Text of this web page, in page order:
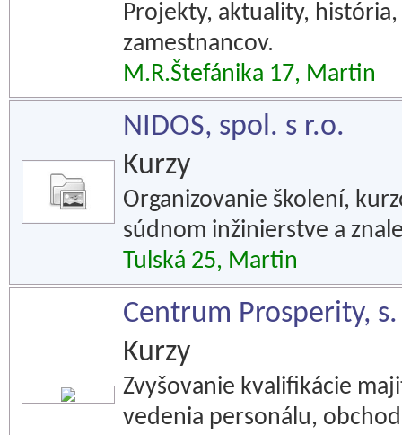
Projekty, aktuality,
zamestnancov.
M.R.Štefánika 17, Martin
NIDOS, spol. s r.o.
Kurzy
Organizovanie školení,
súdnom inžinierstve a
Tulská 25, Martin
Centrum Prosperity,
Kurzy
Zvyšovanie kvalifikácie
vedenia personálu,